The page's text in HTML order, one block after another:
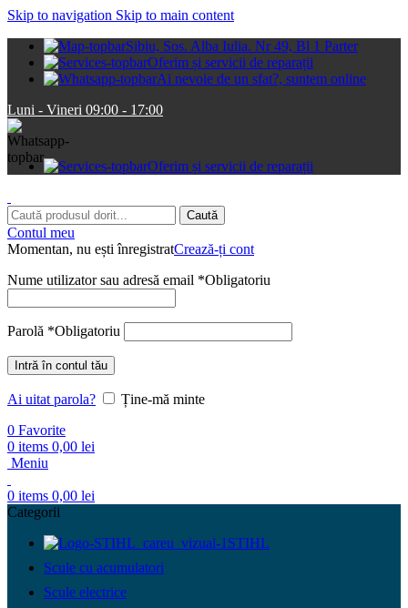
Skip to navigation Skip to main content
Sibiu, Sos. Alba Iulia. Nr 49, Bl 1 Parter
Oferim și servicii de reparații
Ai nevoie de un sfat?, suntem online
Luni - Vineri 09:00 - 17:00
Oferim și servicii de reparații
Caută
Contul meu
Momentan, nu ești înregistratCrează-ți cont
Nume utilizator sau adresă email *Obligatoriu
Parolă *Obligatoriu
Intră în contul tău
Ai uitat parola?
Ține-mă minte
0 Favorite
0 items 0,00 lei
Meniu
0 items 0,00 lei
Categorii
STIHL
Scule cu acumulatori
Scule electrice